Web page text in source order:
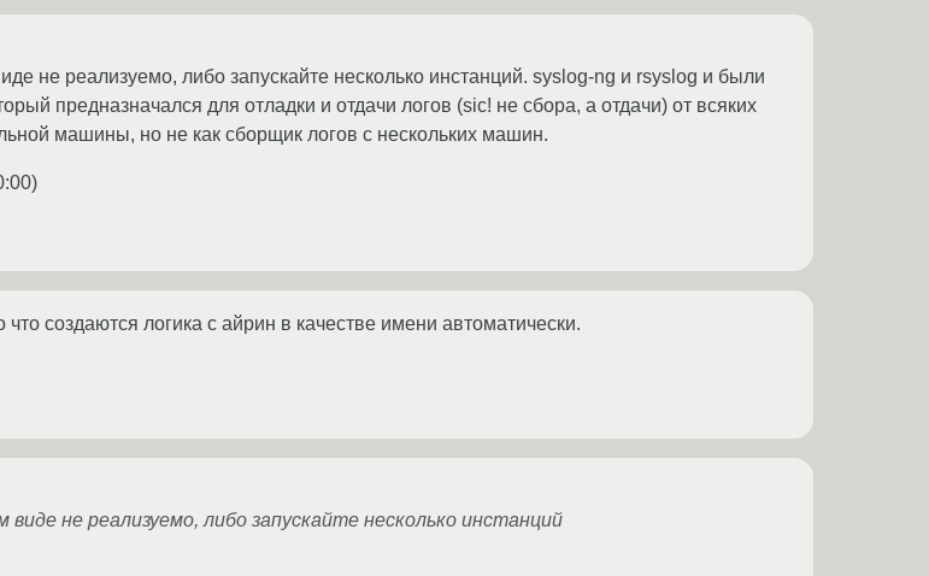
не реализуемо, либо запускайте несколько инстанций. syslog-ng и rsyslog и были
предназначался для отладки и отдачи логов (sic! не сбора, а отдачи) от всяких
машины, но не как сборщик логов с нескольких машин.
)
создаются логика с айрин в качестве имени автоматически.
не реализуемо, либо запускайте несколько инстанций